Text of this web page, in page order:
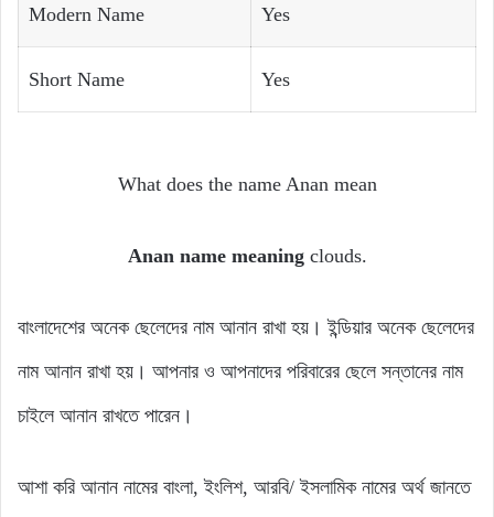
Modern Name Yes
Short Name Yes
What does the name Anan mean
Anan name meaning clouds.
বাংলাদেশের অনেক ছেলেদের নাম আনান রাখা হয়। ইন্ডিয়ার অনেক ছেলেদের
নাম আনান রাখা হয়। আপনার ও আপনাদের পরিবারের ছেলে সন্তানের নাম
চাইলে আনান রাখতে পারেন।
আশা করি আনান নামের বাংলা, ইংলিশ, আরবি/ ইসলামিক নামের অর্থ জানতে